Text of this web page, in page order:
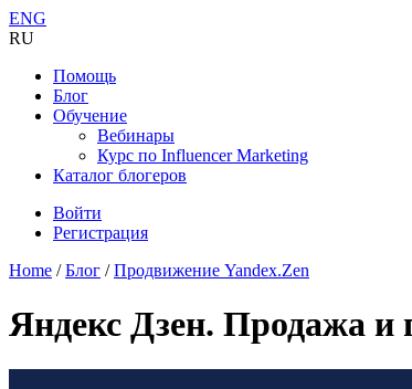
ENG
RU
Помощь
Блог
Обучение
Вебинары
Курс по Influencer Marketing
Каталог блогеров
Войти
Регистрация
Home /Блог /Продвижение Yandex.Zen
Яндекс Дзен. Продажа и